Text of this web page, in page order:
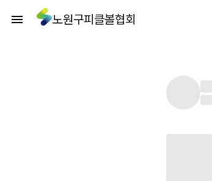
노원구피클볼협회